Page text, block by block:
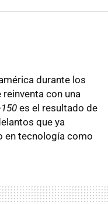
durante los
con una
es el resultado de
que ya
en tecnología como